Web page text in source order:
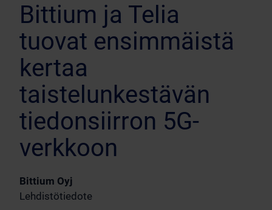
Bittium ja Telia
tuovat ensimmäistä
kertaa
taistelunkestävän
tiedonsiirron 5G-
verkkoon
Bittium Oyj
Lehdistötiedote